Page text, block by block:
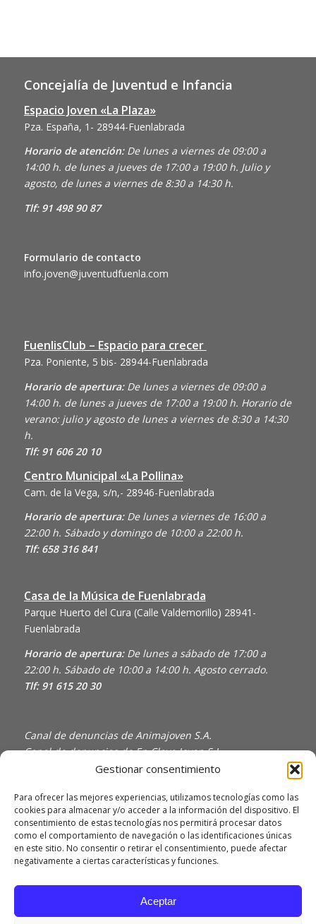
Gestionar consentimiento
Para ofrecer las mejores experiencias, utilizamos tecnologías como las
cookies para almacenar y/o acceder a la información del dispositivo. El
consentimiento de estas tecnologías nos permitirá procesar datos
como el comportamiento de navegación o las identificaciones únicas
en este sitio. No consentir o retirar el consentimiento, puede afectar
negativamente a ciertas características y funciones.
Aceptar
Concejalía de Juventud e Infancia
Espacio Joven «La Plaza»
Pza. España, 1- 28944-Fuenlabrada
Horario de atención: De lunes a viernes de 09:00 a
14:00 h. de lunes a jueves de 17:00 a 19:00 h. Julio y
agosto, de lunes a viernes de 8:30 a 14:30 h.
Tlf: 91 498 90 87
Formulario de contacto
info.joven@juventudfuenla.com
FuenlisClub – Espacio para crecer
Pza. Poniente, 5 bis- 28944-Fuenlabrada
Horario de apertura:De lunes a viernes de 09:00 a
14:00 h. de lunes a jueves de 17:00 a 19:00 h. Horario de
verano: julio y agosto de lunes a viernes de 8:30 a 14:30
h.
Tlf: 91 606 20 10
Centro Municipal «La Pollina»
Cam. de la Vega, s/n,- 28946-Fuenlabrada
Horario de apertura: De lunes a viernes de 16:00 a
22:00 h. Sábado y domingo de 10:00 a 22:00 h.
Tlf: 658 316 841
Casa de la Música de Fuenlabrada
Parque Huerto del Cura (Calle Valdemorillo) 28941-
Fuenlabrada
Horario de apertura: De lunes a sábado de 17:00 a
22:00 h. Sábado de 10:00 a 14:00 h. Agosto cerrado.
Tlf: 91 615 20 30
Canal de denuncias de Animajoven S.A.
Canal de denuncias de En Clave Joven S.L.
Política de Privacidad y Uso de Cookies
Política de calidad